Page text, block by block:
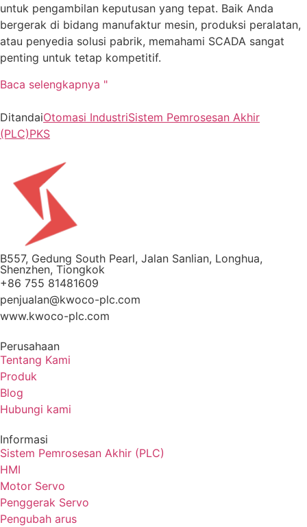
untuk pengambilan keputusan yang tepat. Baik Anda
bergerak di bidang manufaktur mesin, produksi peralatan,
atau penyedia solusi pabrik, memahami SCADA sangat
penting untuk tetap kompetitif.
Baca selengkapnya "
DitandaiOtomasi IndustriSistem Pemrosesan Akhir
(PLC)PKS
B557, Gedung South Pearl, Jalan Sanlian, Longhua,
Shenzhen, Tiongkok
+86 755 81481609
penjualan@kwoco-plc.com
www.kwoco-plc.com
Perusahaan
Tentang Kami
Produk
Blog
Hubungi kami
Informasi
Sistem Pemrosesan Akhir (PLC)
HMI
Motor Servo
Penggerak Servo
Pengubah arus